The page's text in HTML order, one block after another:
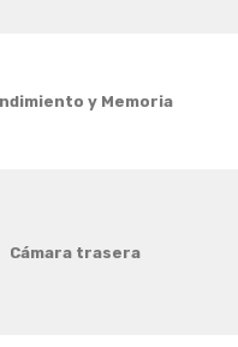
y Memoria
Cámara trasera